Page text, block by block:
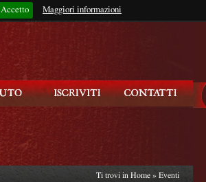
Accetto Maggiori informazioni
Rimani connesso?
Ti trovi in Home » Eventi